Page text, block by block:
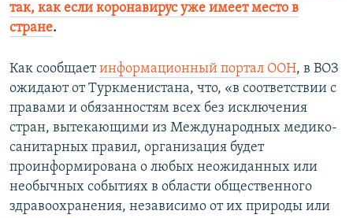
так, как если коронавирус уже имеет место в
стране.
Как сообщаетинформационный портал ООН, в ВОЗ
ожидают от Туркменистана, что, «в соответствии с
правами и обязанностям всех без исключения
стран, вытекающими из Международных медико-
санитарных правил, организация будет
проинформирована о любых неожиданных или
необычных событиях в области общественного
здравоохранения, независимо от их природы или